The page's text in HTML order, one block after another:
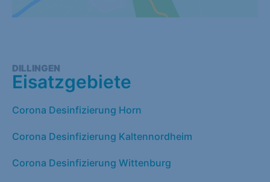
DILLINGEN
Eisatzgebiete
Corona Desinfizierung Horn
Corona Desinfizierung Kaltennordheim
Corona Desinfizierung Wittenburg